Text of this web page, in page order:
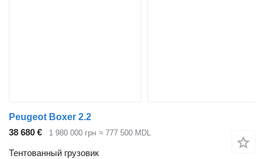
Peugeot Boxer 2.2
38 680 €
1 980 000 грн ≈ 777 500 MDL
Тентованный грузовик